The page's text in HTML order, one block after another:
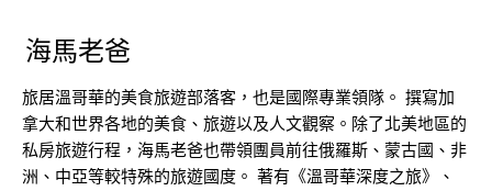
海馬老爸
旅居溫哥華的美食旅遊部落客，也是國際專業領隊。 撰寫加
拿大和世界各地的美食、旅遊以及人文觀察。除了北美地區的
私房旅遊行程，海馬老爸也帶領團員前往俄羅斯、蒙古國、非
洲、中亞等較特殊的旅遊國度。 著有《溫哥華深度之旅》、